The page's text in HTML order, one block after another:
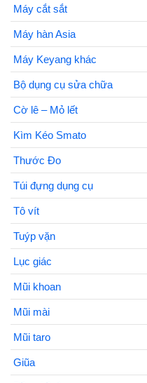
Máy cắt sắt
Máy hàn Asia
Máy Keyang khác
Bộ dụng cụ sửa chữa
Cờ lê – Mỏ lết
Kìm Kéo Smato
Thước Đo
Túi đựng dụng cụ
Tô vít
Tuýp vặn
Lục giác
Mũi khoan
Mũi mài
Mũi taro
Giũa